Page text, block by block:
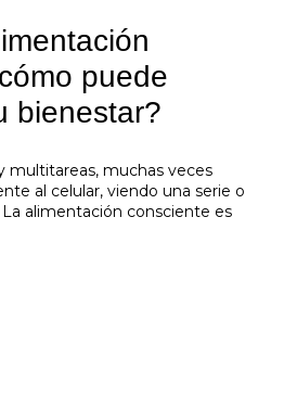
puede
bienestar?
multitareas, muchas veces
al celular, viendo una serie o
alimentación consciente es